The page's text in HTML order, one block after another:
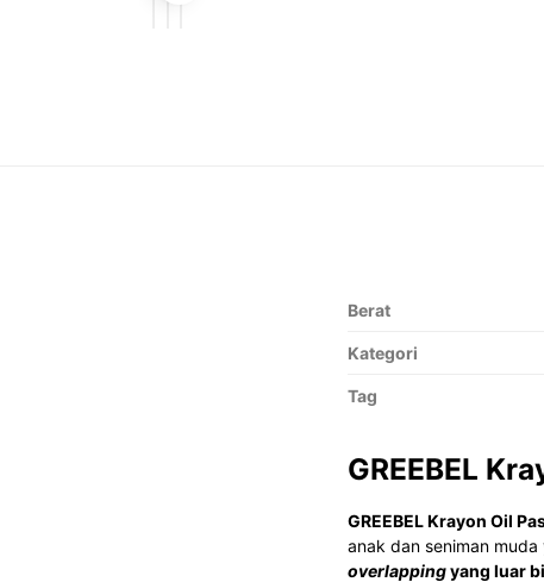
Berat
Kategori
Tag
GREEBEL
GREEBEL Krayon Oil
anak dan seniman
overlappingyang luar